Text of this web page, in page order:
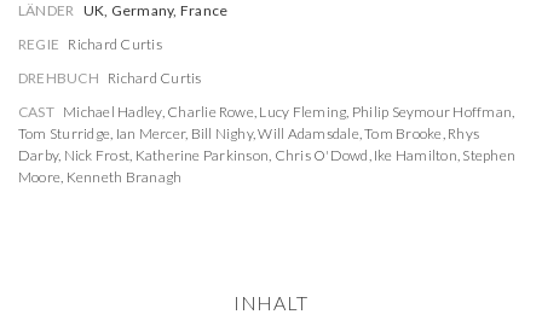
LÄNDER UK, Germany, France
REGIE Richard Curtis
DREHBUCH Richard Curtis
CAST Michael Hadley, Charlie Rowe, Lucy Fleming, Philip Seymour Hoffman,
Tom Sturridge, Ian Mercer, Bill Nighy,Will Adamsdale,Tom Brooke, Rhys
Darby, Nick Frost, Katherine Parkinson, Chris O'Dowd, Ike Hamilton, Stephen
Moore, Kenneth Branagh
INHALT